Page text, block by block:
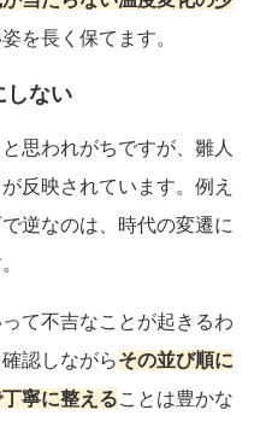
を長く保てます。
しない
思われがちですが、雛人
反映されています。例え
逆なのは、時代の変遷に
て不吉なことが起きるわ
認しながらその並び順に
寧に整えることは豊かな